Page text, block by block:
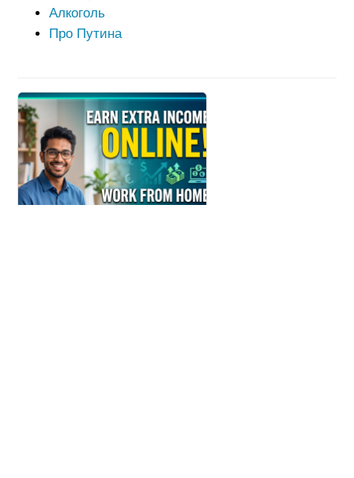
Алкоголь
Про Путина